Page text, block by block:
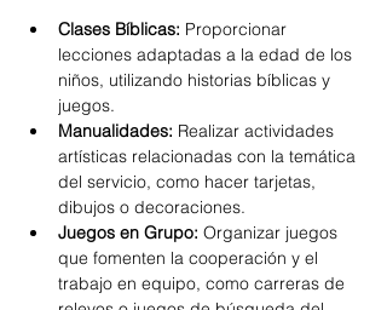
Clases Bíblicas: Proporcionar
lecciones adaptadas a la edad de los
niños, utilizando historias bíblicas y
juegos.
Manualidades: Realizar actividades
artísticas relacionadas con la temática
del servicio, como hacer tarjetas,
dibujos o decoraciones.
Juegos en Grupo: Organizar juegos
que fomenten la cooperación y el
trabajo en equipo, como carreras de